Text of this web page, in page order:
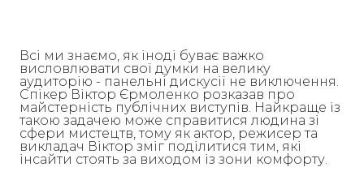
Всі ми знаємо, як іноді буває важко
висловлювати свої думки на велику
аудиторію - панельні дискусії не виключення.
Спікер Віктор Єрмоленко розказав про
майстерність публічних виступів. Найкраще із
такою задачею може справитися людина зі
сфери мистецтв, тому як актор, режисер та
викладач Віктор зміг поділитися тим, які
інсайти стоять за виходом із зони комфорту.